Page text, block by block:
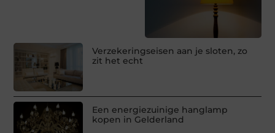
Verzekeringseisen aan je sloten, zo
zit het echt
Een energiezuinige hanglamp
kopen in Gelderland